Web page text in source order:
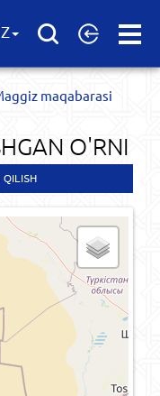
Open
maqabarasi
O'RNI